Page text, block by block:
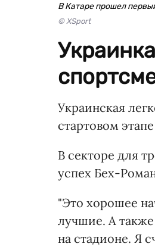
В Катаре прошел
© XSport
Украинская
стартовом
В секторе для
успех Бех-
"Это хорошее
лучшие. А также
на стадионе. Я